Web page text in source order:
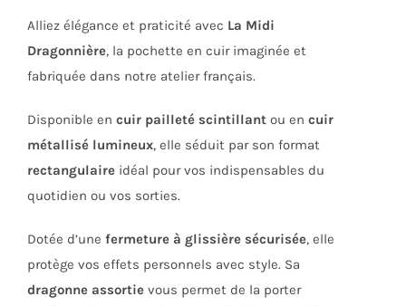
choisies
sur
du
produit
Alliez élégance et praticité avec La Midi
Dragonnière, la pochette en cuir imaginée et
fabriquée dans notre atelier français.
Disponible en cuir pailleté scintillant ou en cuir
métallisé lumineux, elle séduit par son format
rectangulaire idéal pour vos indispensables du
quotidien ou vos sorties.
Dotée d’une fermeture à glissière sécurisée, elle
protège vos effets personnels avec style. Sa
dragonne assortie vous permet de la porter